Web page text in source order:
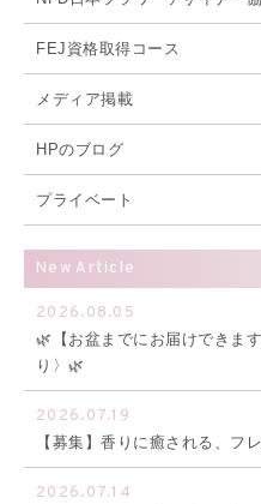
FEJ資格取得コース
メディア掲載
HPのブログ
プライベート
New Article
2026.08.05
🌿【お盆までにお届けできま
り〉🌿
2026.07.19
【募集】香りに癒される、フ
2026.07.14